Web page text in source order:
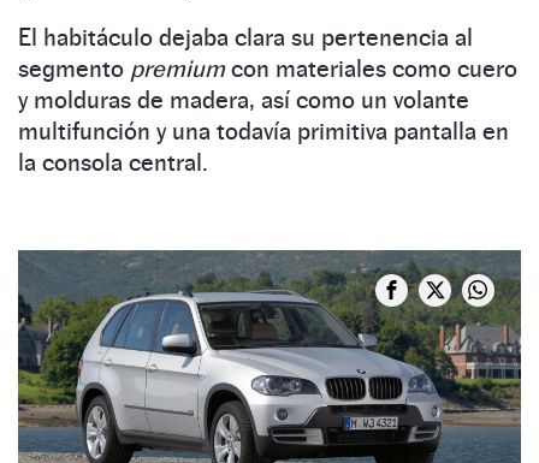
El habitáculo dejaba clara su pertenencia al
segmento premiumcon materiales como cuero
y molduras de madera, así como un volante
multifunción y una todavía primitiva pantalla en
la consola central.